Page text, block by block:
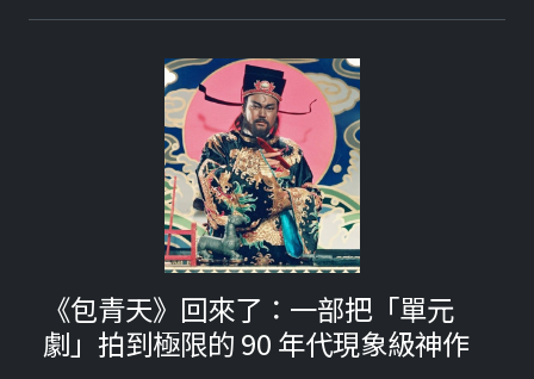
濛》、《庭院深深》及《在水一方》，挖趣tv首波上
線了《煙雨濛濛》、《庭院深深》及《在水一方》，
裡面主角除了超強CP秦漢+劉雪華(甄環傳裡的太后)
外，竟然還有徐乃麟(天才衝衝衝主持人???)、李天柱
(甄環傳裡的蘇公公)、金超群(永遠的包青天)、范鴻軒
(包青天裡的師爺)、趙永馨、徐貴櫻等人，當年據說
這些劇出演人選都經過瓊瑤本人選角，她的女主都要
有汪汪大眼，這麼一看還真的所言不假，大家趕緊去
追劇回味了一下這些明星當年青春稚嫩的模樣，真的
是俊男美女，一時之選~
《包青天》回來了：一部把「單元
劇」拍到極限的 90 年代現象級神作